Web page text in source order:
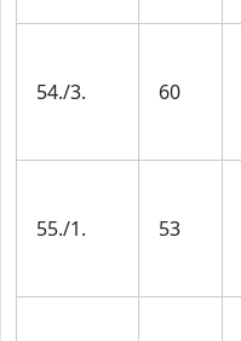
54./3. 60
55./1. 53